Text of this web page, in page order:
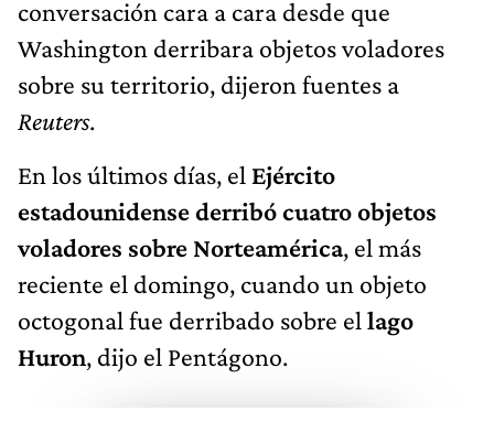
conversación cara a cara desde que
Washington derribara objetos voladores
sobre su territorio, dijeron fuentes a
Reuters.
En los últimos días, el Ejército
estadounidense derribó cuatro objetos
voladores sobre Norteamérica, el más
reciente el domingo, cuando un objeto
octogonal fue derribado sobre el lago
Huron, dijo el Pentágono.